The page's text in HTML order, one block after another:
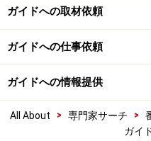
ガイドへの取材依頼
ガイドへの仕事依頼
ガイドへの情報提供
All About > 専門家サーチ >
ガイ